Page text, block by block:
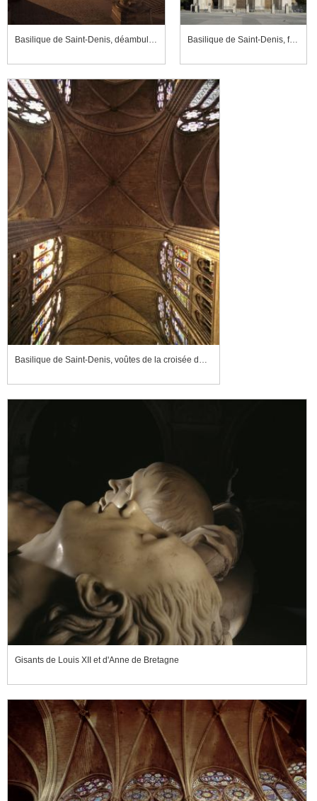
Basilique de Saint-Denis, déambulatoire Basilique de Saint-Denis, façade occidentale
Basilique de Saint-Denis, voûtes de la croisée du transept
Gisants de Louis XII et d'Anne de Bretagne